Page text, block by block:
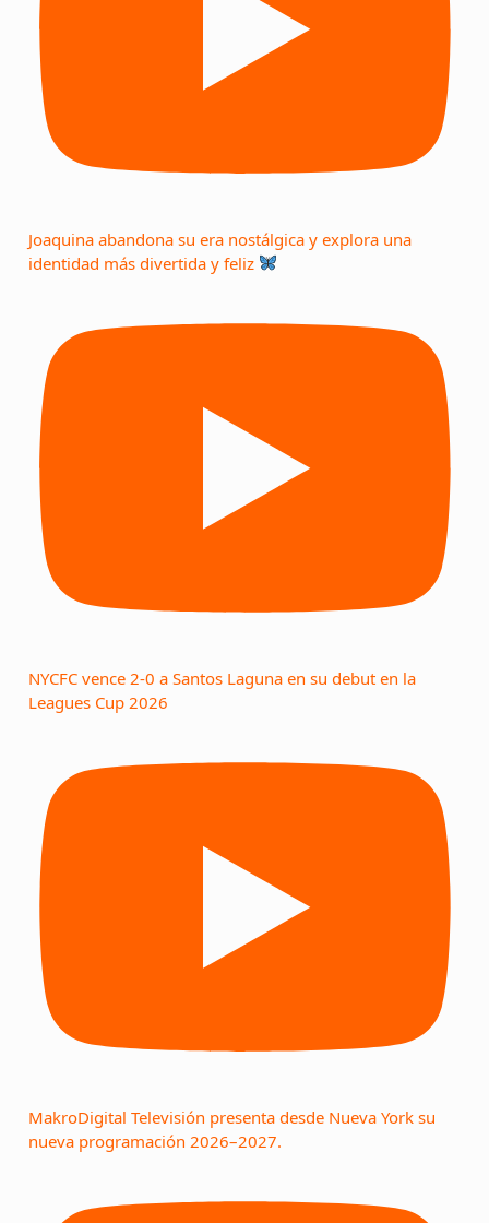
Joaquina abandona su era nostálgica y explora una
identidad más divertida y feliz
NYCFC vence 2-0 a Santos Laguna en su debut en la
Leagues Cup 2026
MakroDigital Televisión presenta desde Nueva York su
nueva programación 2026–2027.